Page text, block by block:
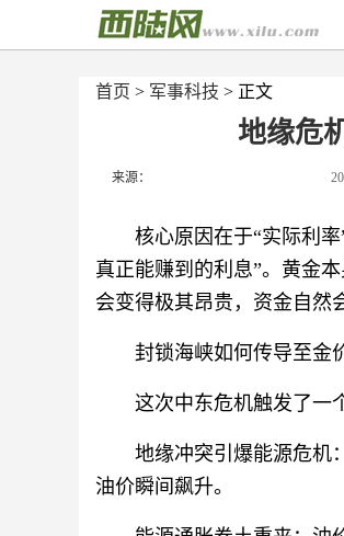
首页 > 军事科技 > 正文
地缘危
来源：
核心原因在于“实际利
真正能赚到的利息”。黄金
会变得极其昂贵，资金自然
封锁海峡如何传导至金
这次中东危机触发了一
地缘冲突引爆能源危机
油价瞬间飙升。